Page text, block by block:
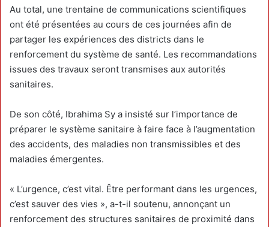
Au total, une trentaine de communications scientifiques
ont été présentées au cours de ces journées afin de
partager les expériences des districts dans le
renforcement du système de santé. Les recommandations
issues des travaux seront transmises aux autorités
sanitaires.
De son côté, Ibrahima Sy a insisté sur l’importance de
préparer le système sanitaire à faire face à l’augmentation
des accidents, des maladies non transmissibles et des
maladies émergentes.
« L’urgence, c’est vital. Être performant dans les urgences,
c’est sauver des vies », a-t-il soutenu, annonçant un
renforcement des structures sanitaires de proximité dans